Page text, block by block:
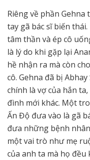
Riêng về phần
tay gã bác sĩ biến
tâm thần và ép cô
là lý do khi gặp lại
hề nhận ra mà còn
cô. Gehna đã bị
chính là vợ của hắn
đình mới khác. Một
Ấn Độ đưa vào là gã
đưa những bệnh
một vai trò như mẹ
của anh ta mà họ đều